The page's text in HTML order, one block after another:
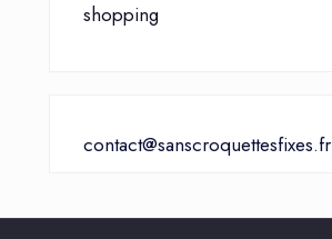
shopping
contact@sanscroquettesfixes.fr